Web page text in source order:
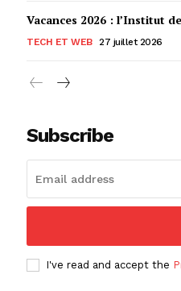
Vacances 2026 : l’Institut
TECH ET WEB 27 juillet 2026
Subscribe
I've read and accept the